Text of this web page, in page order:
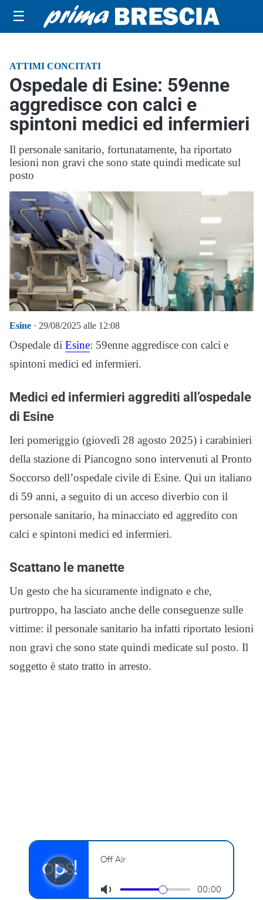
☰
ATTIMI CONCITATI
Ospedale di Esine: 59enne
aggredisce con calci e
spintoni medici ed infermieri
Il personale sanitario, fortunatamente, ha riportato
lesioni non gravi che sono state quindi medicate sul
posto
Esine · 29/08/2025 alle 12:08
Ospedale di Esine: 59enne aggredisce con calci e
spintoni medici ed infermieri.
Medici ed infermieri aggrediti all’ospedale
di Esine
Ieri pomeriggio (giovedì 28 agosto 2025) i carabinieri
della stazione di Piancogno sono intervenuti al Pronto
Soccorso dell’ospedale civile di Esine. Qui un italiano
di 59 anni, a seguito di un acceso diverbio con il
personale sanitario, ha minacciato ed aggredito con
calci e spintoni medici ed infermieri.
Scattano le manette
Un gesto che ha sicuramente indignato e che,
purtroppo, ha lasciato anche delle conseguenze sulle
vittime: il personale sanitario ha infatti riportato lesioni
non gravi che sono state quindi medicate sul posto. Il
soggetto è stato tratto in arresto.